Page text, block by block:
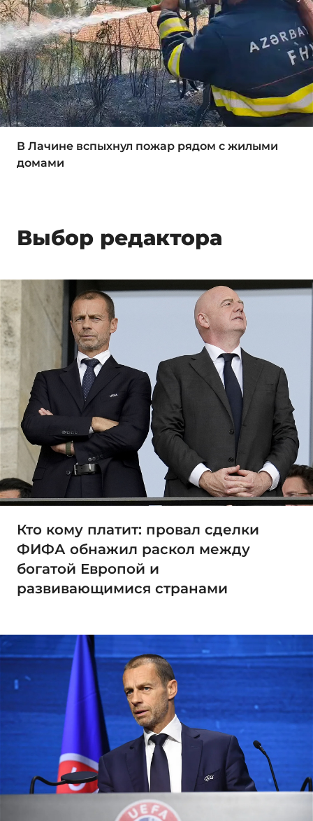
В Лачине вспыхнул пожар рядом с жилыми
домами
Выбор редактора
Кто кому платит: провал сделки
ФИФА обнажил раскол между
богатой Европой и
развивающимися странами